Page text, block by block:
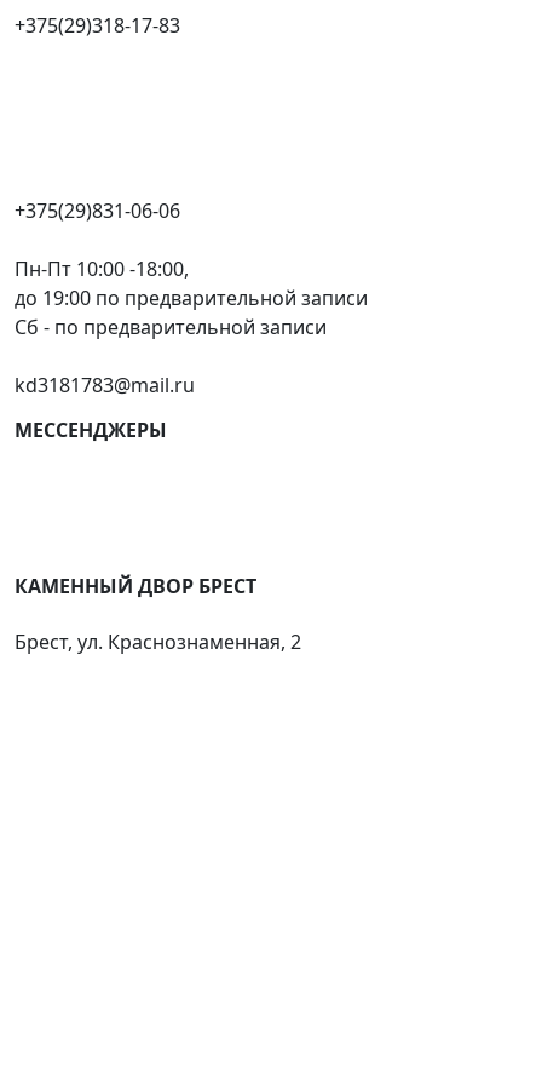
+375(29)318-17-83
+375(29)831-06-06
Пн-Пт 10:00 -18:00,
до 19:00 по предварительной записи
Сб - по предварительной записи
kd3181783@mail.ru
МЕССЕНДЖЕРЫ
КАМЕННЫЙ ДВОР БРЕСТ
Брест, ул. Краснознаменная, 2